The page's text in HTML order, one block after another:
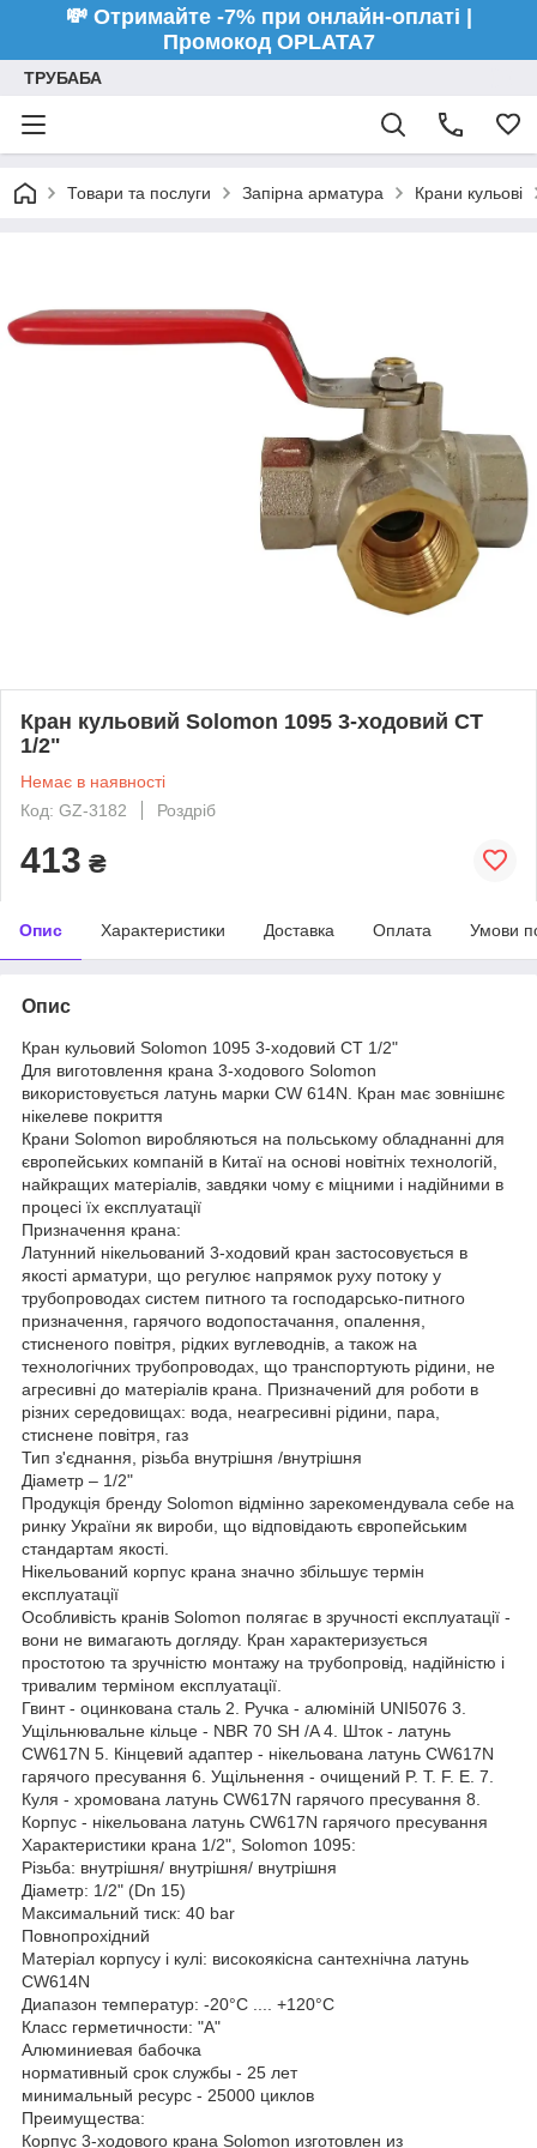
💸 Отримайте -7% при онлайн-оплаті |
Промокод OPLATA7
ТРУБАБА
Товари та послуги Запірна арматура Крани кульові
Кран кульовий Solomon 1095 3-ходовий СТ
1/2"
Немає в наявності
Код: GZ-3182
Роздріб
413 ₴
Опис Характеристики Доставка Оплата Умови
Опис
Кран кульовий Solomon 1095 3-ходовий СТ 1/2"
Для виготовлення крана 3-ходового Solomon
використовується латунь марки CW 614N. Кран має зовнішнє
нікелеве покриття
Крани Solomon виробляються на польському обладнанні для
європейських компаній в Китаї на основі новітніх технологій,
найкращих матеріалів, завдяки чому є міцними і надійними в
процесі їх експлуатації
Призначення крана:
Латунний нікельований 3-ходовий кран застосовується в
якості арматури, що регулює напрямок руху потоку у
трубопроводах систем питного та господарсько-питного
призначення, гарячого водопостачання, опалення,
стисненого повітря, рідких вуглеводнів, а також на
технологічних трубопроводах, що транспортують рідини, не
агресивні до матеріалів крана. Призначений для роботи в
різних середовищах: вода, неагресивні рідини, пара,
стиснене повітря, газ
Тип з'єднання, різьба внутрішня /внутрішня
Діаметр – 1/2"
Продукція бренду Solomon відмінно зарекомендувала себе на
ринку України як вироби, що відповідають європейським
стандартам якості.
Нікельований корпус крана значно збільшує термін
експлуатації
Особливість кранів Solomon полягає в зручності експлуатації -
вони не вимагають догляду. Кран характеризується
простотою та зручністю монтажу на трубопровід, надійністю і
тривалим терміном експлуатації.
Гвинт - оцинкована сталь 2. Ручка - алюміній UNI5076 3.
Ущільнювальне кільце - NBR 70 SH /A 4. Шток - латунь
CW617N 5. Кінцевий адаптер - нікельована латунь CW617N
гарячого пресування 6. Ущільнення - очищений P. T. F. E. 7.
Куля - хромована латунь CW617N гарячого пресування 8.
Корпус - нікельована латунь CW617N гарячого пресування
Характеристики крана 1/2", Solomon 1095:
Різьба: внутрішня/ внутрішня/ внутрішня
Діаметр: 1/2" (Dn 15)
Максимальний тиск: 40 bar
Повнопрохідний
Матеріал корпусу і кулі: високоякісна сантехнічна латунь
CW614N
Диапазон температур: -20°С .... +120°С
Класс герметичности: "А"
Алюминиевая бабочка
нормативный срок службы - 25 лет
минимальный ресурс - 25000 циклов
Преимущества:
Корпус 3-ходового крана Solomon изготовлен из